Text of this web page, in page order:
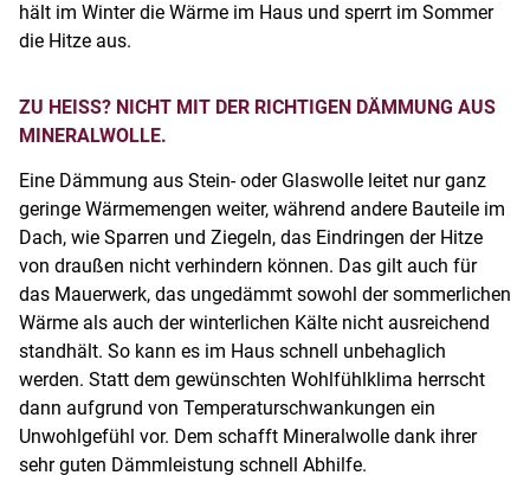
hält im Winter die Wärme im Haus und sperrt im Sommer
die Hitze aus.
ZU HEISS? NICHT MIT DER RICHTIGEN DÄMMUNG AUS M
INERALWOLLE.
Eine Dämmung aus Stein- oder Glaswolle leitet nur ganz
geringe Wärmemengen weiter, während andere Bauteile im
Dach, wie Sparren und Ziegeln, das Eindringen der Hitze
von draußen nicht verhindern können. Das gilt auch für
das Mauerwerk, das ungedämmt sowohl der sommerlichen
Wärme als auch der winterlichen Kälte nicht ausreichend
standhält. So kann es im Haus schnell unbehaglich
werden. Statt dem gewünschten Wohlfühlklima herrscht
dann aufgrund von Temperaturschwankungen ein
Unwohlgefühl vor. Dem schafft Mineralwolle dank ihrer
sehr guten Dämmleistung schnell Abhilfe.